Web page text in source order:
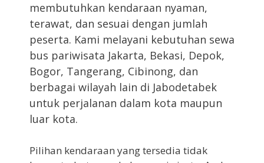
membutuhkan kendaraan nyaman,
terawat, dan sesuai dengan jumlah
peserta. Kami melayani kebutuhan sewa
bus pariwisata Jakarta, Bekasi, Depok,
Bogor, Tangerang, Cibinong, dan
berbagai wilayah lain di Jabodetabek
untuk perjalanan dalam kota maupun
luar kota.
Pilihan kendaraan yang tersedia tidak